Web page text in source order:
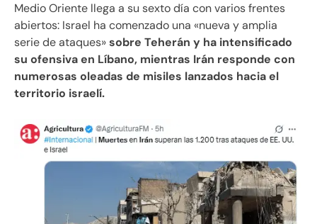
Medio Oriente llega a su sexto día con varios frentes
abiertos: Israel ha comenzado una «nueva y amplia
serie de ataques»sobre Teherán y ha intensificado
su ofensiva en Líbano, mientras Irán responde con
numerosas oleadas de misiles lanzados hacia el
territorio israelí.